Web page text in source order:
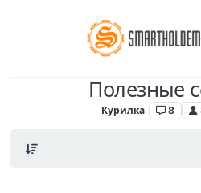
Полезные
Курилка 8